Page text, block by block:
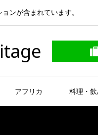
ンが含まれています。
アフリカ 料理・